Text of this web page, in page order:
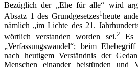
Bezüglich der „Ehe für alle“ wird
Absatz 1 des Grundgesetzes1heute
nämlich „im Lichte des 21.
wörtlich verstanden worden sei.2
Es
„Verfassungswandel“; beim
nach heutigem Verständnis der
Menschen einander beistünden und